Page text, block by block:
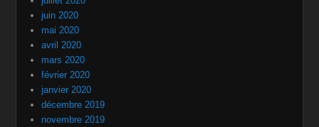
juin 2020
mai 2020
avril 2020
mars 2020
février 2020
janvier 2020
décembre 2019
novembre 2019